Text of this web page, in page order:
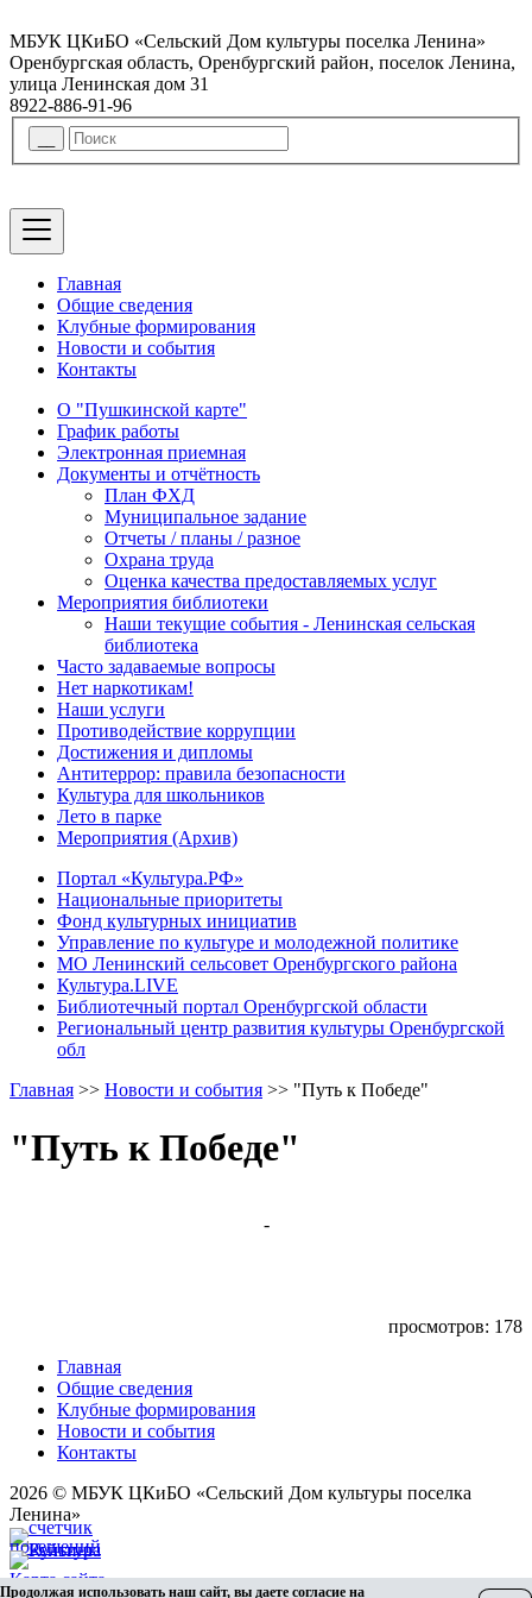
МБУК ЦКиБО «Сельский Дом культуры поселка Ленина»
Оренбургская область, Оренбургский район, поселок Ленина,
улица Ленинская дом 31
8922-886-91-96
Главная
Общие сведения
Клубные формирования
Новости и события
Контакты
О "Пушкинской карте"
График работы
Электронная приемная
Документы и отчётность
План ФХД
Муниципальное задание
Отчеты / планы / разное
Охрана труда
Оценка качества предоставляемых услуг
Мероприятия библиотеки
Наши текущие события - Ленинская сельская
библиотека
Часто задаваемые вопросы
Нет наркотикам!
Наши услуги
Противодействие коррупции
Достижения и дипломы
Антитеррор: правила безопасности
Культура для школьников
Лето в парке
Мероприятия (Архив)
Портал «Культура.РФ»
Национальные приоритеты
Фонд культурных инициатив
Управление по культуре и молодежной политике
МО Ленинский сельсовет Оренбургского района
Культура.LIVE
Библиотечный портал Оренбургской области
Региональный центр развития культуры Оренбургской
обл
Главная >> Новости и события >> "Путь к Победе"
"Путь к Победе"
-
просмотров: 178
Главная
Общие сведения
Клубные формирования
Новости и события
Контакты
2026 © МБУК ЦКиБО «Сельский Дом культуры поселка
Ленина»
Карта сайта
Продолжая использовать наш сайт, вы даете согласие на